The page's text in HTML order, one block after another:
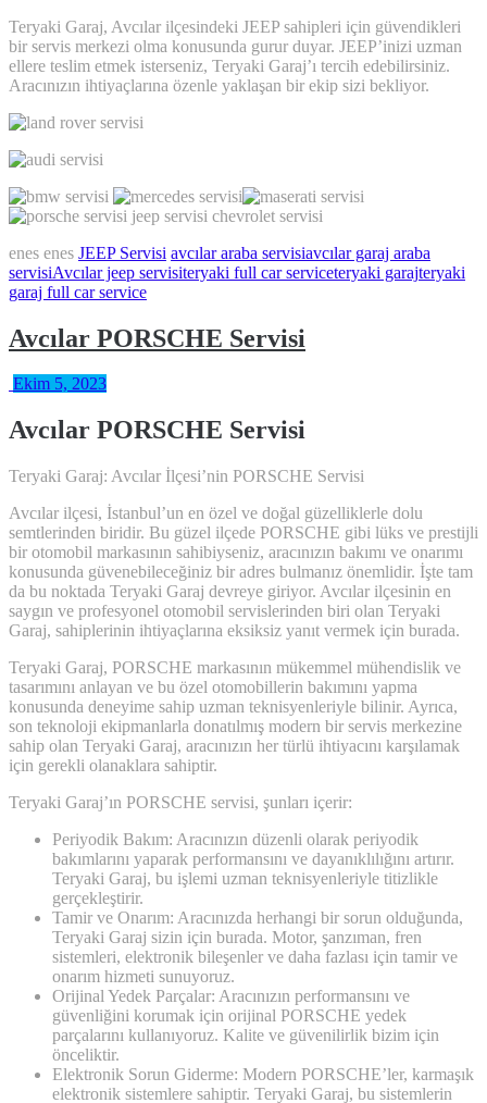
Teryaki Garaj, Avcılar ilçesindeki JEEP sahipleri için güvendikleri
bir servis merkezi olma konusunda gurur duyar. JEEP’inizi uzman
ellere teslim etmek isterseniz, Teryaki Garaj’ı tercih edebilirsiniz.
Aracınızın ihtiyaçlarına özenle yaklaşan bir ekip sizi bekliyor.
enes enes JEEP Servisi avcılar araba servisiavcılar garaj araba
servisiAvcılar jeep servisiteryaki full car serviceteryaki garajteryaki
garaj full car service
Avcılar PORSCHE Servisi
Ekim 5, 2023
Avcılar PORSCHE Servisi
Teryaki Garaj: Avcılar İlçesi’nin PORSCHE Servisi
Avcılar ilçesi, İstanbul’un en özel ve doğal güzelliklerle dolu
semtlerinden biridir. Bu güzel ilçede PORSCHE gibi lüks ve prestijli
bir otomobil markasının sahibiyseniz, aracınızın bakımı ve onarımı
konusunda güvenebileceğiniz bir adres bulmanız önemlidir. İşte tam
da bu noktada Teryaki Garaj devreye giriyor. Avcılar ilçesinin en
saygın ve profesyonel otomobil servislerinden biri olan Teryaki
Garaj, sahiplerinin ihtiyaçlarına eksiksiz yanıt vermek için burada.
Teryaki Garaj, PORSCHE markasının mükemmel mühendislik ve
tasarımını anlayan ve bu özel otomobillerin bakımını yapma
konusunda deneyime sahip uzman teknisyenleriyle bilinir. Ayrıca,
son teknoloji ekipmanlarla donatılmış modern bir servis merkezine
sahip olan Teryaki Garaj, aracınızın her türlü ihtiyacını karşılamak
için gerekli olanaklara sahiptir.
Teryaki Garaj’ın PORSCHE servisi, şunları içerir:
Periyodik Bakım: Aracınızın düzenli olarak periyodik
bakımlarını yaparak performansını ve dayanıklılığını artırır.
Teryaki Garaj, bu işlemi uzman teknisyenleriyle titizlikle
gerçekleştirir.
Tamir ve Onarım: Aracınızda herhangi bir sorun olduğunda,
Teryaki Garaj sizin için burada. Motor, şanzıman, fren
sistemleri, elektronik bileşenler ve daha fazlası için tamir ve
onarım hizmeti sunuyoruz.
Orijinal Yedek Parçalar: Aracınızın performansını ve
güvenliğini korumak için orijinal PORSCHE yedek
parçalarını kullanıyoruz. Kalite ve güvenilirlik bizim için
önceliktir.
Elektronik Sorun Giderme: Modern PORSCHE’ler, karmaşık
elektronik sistemlere sahiptir. Teryaki Garaj, bu sistemlerin